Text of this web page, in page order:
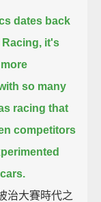
dates back
Racing, it's
so many
racing that
competitors
治大賽時代之